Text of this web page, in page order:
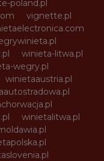
poland.pl
vignette.pl
winieta-litwa.pl
wegry.pl
winietaaustria.pl
winietalitwa.pl